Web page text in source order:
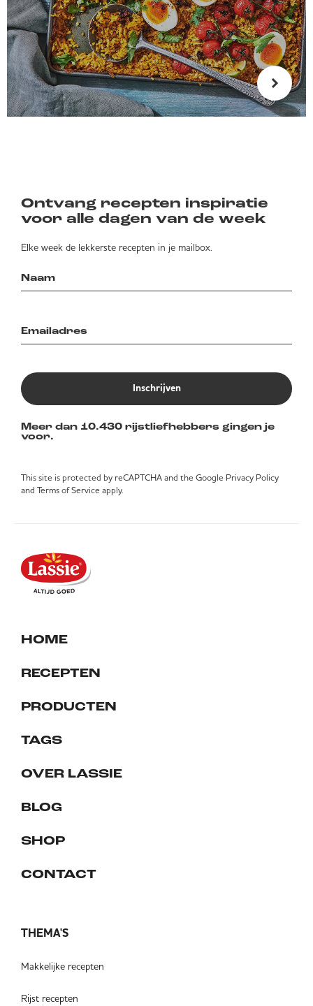
Ontvang recepten inspiratie
voor alle dagen van de week
Elke week de lekkerste recepten in je mailbox.
Inschrijven
Meer dan 10.430 rijstliefhebbers gingen je
voor.
This site is protected by reCAPTCHA and the Google Privacy Policy
and Terms of Service apply.
HOME
RECEPTEN
PRODUCTEN
TAGS
OVER LASSIE
BLOG
SHOP
CONTACT
THEMA'S
Makkelijke recepten
Rijst recepten